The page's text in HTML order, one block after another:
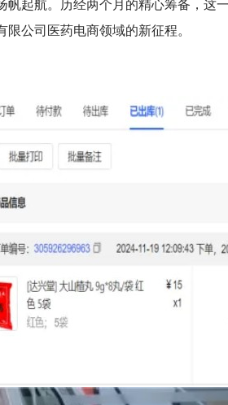
帆起航。历经两个月的精心筹备，这
限公司医药电商领域的新征程。